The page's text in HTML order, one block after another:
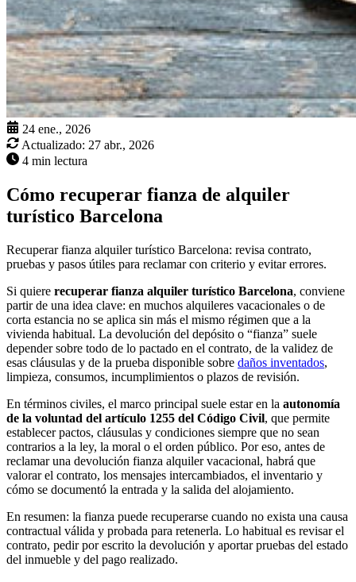
24 ene., 2026
Actualizado: 27 abr., 2026
4 min lectura
Cómo recuperar fianza de alquiler
turístico Barcelona
Recuperar fianza alquiler turístico Barcelona: revisa contrato,
pruebas y pasos útiles para reclamar con criterio y evitar errores.
Si quiere recuperar fianza alquiler turístico Barcelona, conviene
partir de una idea clave: en muchos alquileres vacacionales o de
corta estancia no se aplica sin más el mismo régimen que a la
vivienda habitual. La devolución del depósito o “fianza” suele
depender sobre todo de lo pactado en el contrato, de la validez de
esas cláusulas y de la prueba disponible sobre daños inventados,
limpieza, consumos, incumplimientos o plazos de revisión.
En términos civiles, el marco principal suele estar en la autonomía
de la voluntad del artículo 1255 del Código Civil, que permite
establecer pactos, cláusulas y condiciones siempre que no sean
contrarios a la ley, la moral o el orden público. Por eso, antes de
reclamar una devolución fianza alquiler vacacional, habrá que
valorar el contrato, los mensajes intercambiados, el inventario y
cómo se documentó la entrada y la salida del alojamiento.
En resumen: la fianza puede recuperarse cuando no exista una causa
contractual válida y probada para retenerla. Lo habitual es revisar el
contrato, pedir por escrito la devolución y aportar pruebas del estado
del inmueble y del pago realizado.